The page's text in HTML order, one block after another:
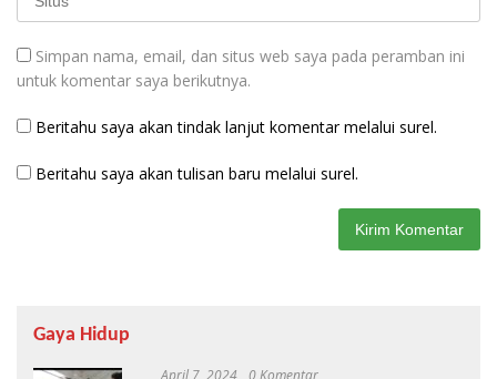
Simpan nama, email, dan situs web saya pada peramban ini
untuk komentar saya berikutnya.
Beritahu saya akan tindak lanjut komentar melalui surel.
Beritahu saya akan tulisan baru melalui surel.
Gaya Hidup
April 7, 2024 0 Komentar